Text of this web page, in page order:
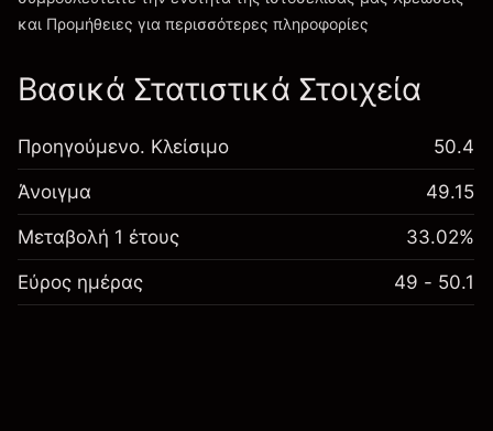
Χρεώσεις και Τέλη
και Προμήθειες για περισσότερες πληροφορίες
Βασικά Στατιστικά Στοιχεία
Προηγούμενο. Κλείσιμο 50.4
Άνοιγμα 49.15
Μεταβολή 1 έτους 33.02%
Εύρος ημέρας 49 - 50.1